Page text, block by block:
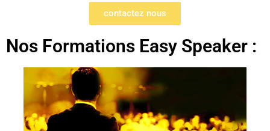
contactez nous
Nos Formations Easy Speaker :